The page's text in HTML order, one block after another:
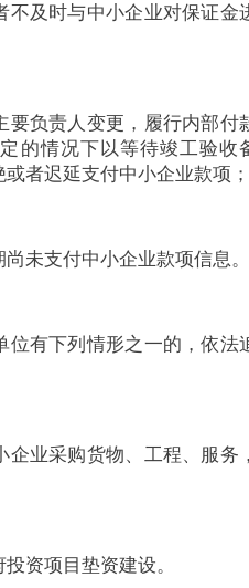
不及时与中小企业对保证金
要负责人变更，履行内部付
的情况下以等待竣工验收
者迟延支付中小企业款项；
尚未支付中小企业款项信息。
有下列情形之一的，依法
企业采购货物、工程、服务
资项目垫资建设。